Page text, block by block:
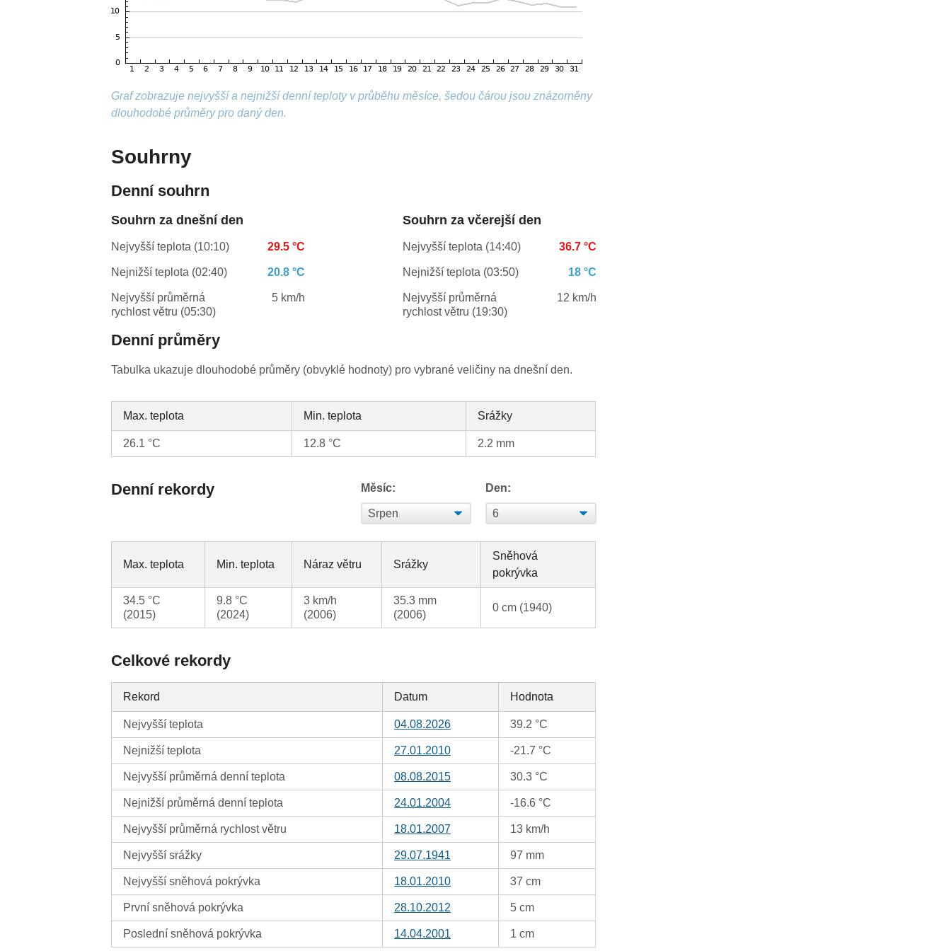
Graf zobrazuje nejvyšší a nejnižší denní teploty v průběhu měsíce, šedou čárou jsou znázorněny
dlouhodobé průměry pro daný den.
Souhrny
Denní souhrn
Souhrn za dnešní den
Nejvyšší teplota (10:10) 29.5 °C
Nejnižší teplota (02:40) 20.8 °C
Nejvyšší průměrná
rychlost větru (05:30)
5 km/h
Souhrn za včerejší den
Nejvyšší teplota (14:40) 36.7 °C
Nejnižší teplota (03:50) 18 °C
Nejvyšší průměrná
rychlost větru (19:30)
12 km/h
Denní průměry
Tabulka ukazuje dlouhodobé průměry (obvyklé hodnoty) pro vybrané veličiny na dnešní den.
Max. teplota Min. teplota Srážky
26.1 °C 12.8 °C 2.2 mm
Denní rekordy Měsíc: Den:
Max. teplota Min. teplota Náraz větru Srážky
Sněhová
pokrývka
34.5 °C
(2015)
9.8 °C
(2024)
3 km/h
(2006)
35.3 mm
(2006)
0 cm (1940)
Celkové rekordy
Rekord Datum Hodnota
Nejvyšší teplota 04.08.2026 39.2 °C
Nejnižší teplota 27.01.2010 -21.7 °C
Nejvyšší průměrná denní teplota 08.08.2015 30.3 °C
Nejnižší průměrná denní teplota 24.01.2004 -16.6 °C
Nejvyšší průměrná rychlost větru 18.01.2007 13 km/h
Nejvyšší srážky 29.07.1941 97 mm
Nejvyšší sněhová pokrývka 18.01.2010 37 cm
První sněhová pokrývka 28.10.2012 5 cm
Poslední sněhová pokrývka 14.04.2001 1 cm